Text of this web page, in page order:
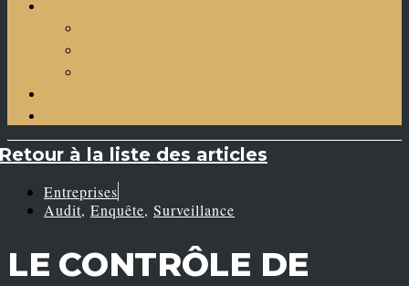
à la liste des articles
Entreprises
Audit, Enquête, Surveillance
LE CONTRÔLE DE